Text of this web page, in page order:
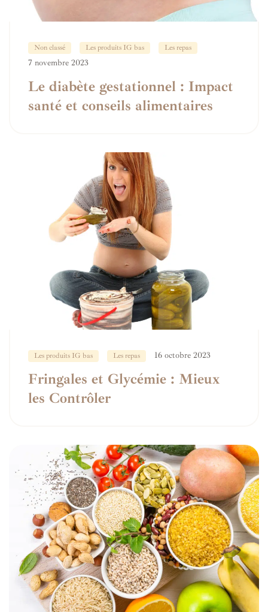
Non classé Les produits IG bas Les repas
7 novembre 2023
Le diabète gestationnel : Impact
santé et conseils alimentaires
Les produits IG bas Les repas 16 octobre 2023
Fringales et Glycémie : Mieux
les Contrôler